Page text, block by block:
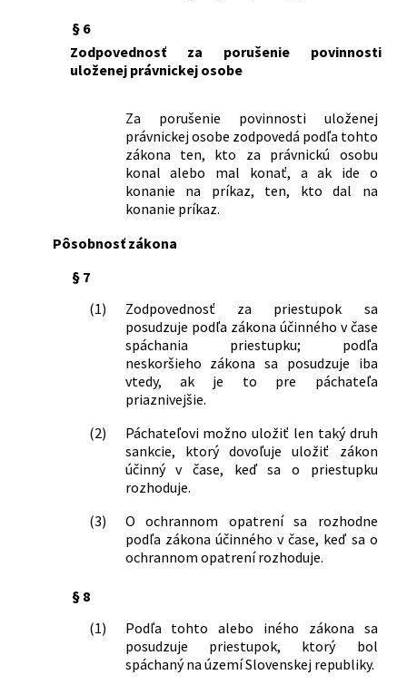
253/2001 Z. z.
Zákon, ktorým sa mení a dopĺňa zákon
č. 140/1961 Zb. Trestný zákon v znení
doplnení niektorých zákonov
441/2001 Z. z.
Zákon o presune niektorých
pôsobností z Policajného zboru na
okresné úrady a na krajské úrady
490/2001 Z. z.
Zákon, ktorým sa mení a dopĺňa zákon
Národnej rady Slovenskej republiky č.
znení neskorších predpisov a o zmene a
507/2001 Z. z.
139/2002 Z. z.
Zákon o rybárstve
422/2002 Z. z.
Zákon, ktorým sa mení a dopĺňa zákon
č. 141/1961 Zb. o trestnom konaní
súdnom (Trestný poriadok) v znení
neskorších predpisov a o zmene a
doplnení niektorých zákonov
190/2003 Z. z.
Zákon o strelných zbraniach a strelive
a o zmene a doplnení niektorých
zákonov
430/2003 Z. z.
Zákon, ktorým sa mení a dopĺňa zákon
poistení zodpovednosti za škodu
spôsobenú prevádzkou motorového
vozidla a o zmene a doplnení
niektorých zákonov
510/2003 Z. z.
Zákon, ktorým sa mení a dopĺňa zákon
Národnej rady Slovenskej republiky č.
§ 6
Zodpovednosť za porušenie povinnosti
uloženej právnickej osobe
Za porušenie povinnosti uloženej
právnickej osobe zodpovedá podľa tohto
zákona ten, kto za právnickú osobu
konal alebo mal konať, a ak ide o
konanie na príkaz, ten, kto dal na
konanie príkaz.
Pôsobnosť zákona
§ 7
(1)
Zodpovednosť za priestupok sa
posudzuje podľa zákona účinného v čase
spáchania priestupku; podľa
neskoršieho zákona sa posudzuje iba
vtedy, ak je to pre páchateľa
priaznivejšie.
(2)
Páchateľovi možno uložiť len taký druh
sankcie, ktorý dovoľuje uložiť zákon
účinný v čase, keď sa o priestupku
rozhoduje.
(3)
O ochrannom opatrení sa rozhodne
podľa zákona účinného v čase, keď sa o
ochrannom opatrení rozhoduje.
§ 8
(1)
Podľa tohto alebo iného zákona sa
posudzuje priestupok, ktorý bol
spáchaný na území Slovenskej republiky.